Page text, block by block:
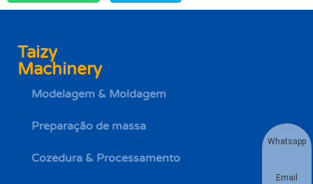
Taizy
Machinery
Modelagem & Moldagem
Preparação de massa
Cozedura & Processamento
Whatsapp
Email